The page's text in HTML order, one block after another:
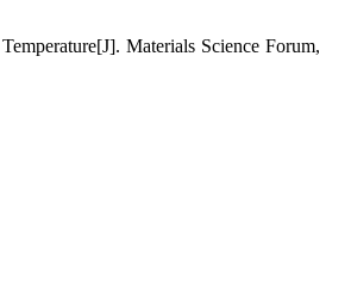
Materials Science Forum,